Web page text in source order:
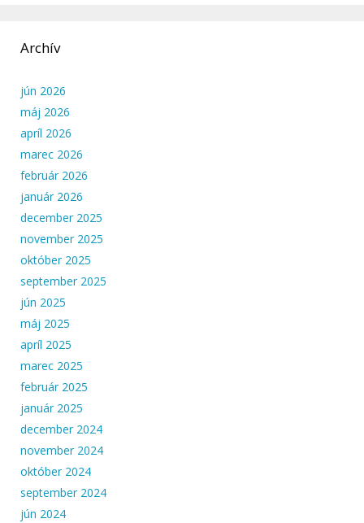
Archív
jún 2026
máj 2026
apríl 2026
marec 2026
február 2026
január 2026
december 2025
november 2025
október 2025
september 2025
jún 2025
máj 2025
apríl 2025
marec 2025
február 2025
január 2025
december 2024
november 2024
október 2024
september 2024
jún 2024